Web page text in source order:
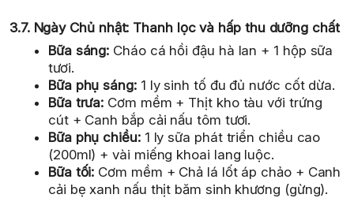
3.7. Ngày Chủ nhật: Thanh lọc và hấp thu dưỡng chất
Bữa sáng: Cháo cá hồi đậu hà lan + 1 hộp sữa
tươi.
Bữa phụ sáng:1 ly sinh tố đu đủ nước cốt dừa.
Bữa trưa: Cơm mềm + Thịt kho tàu với trứng
cút + Canh bắp cải nấu tôm tươi.
Bữa phụ chiều:1 ly sữa phát triển chiều cao
(200ml) + vài miếng khoai lang luộc.
Bữa tối: Cơm mềm + Chả lá lốt áp chảo + Canh
cải bẹ xanh nấu thịt băm sinh khương (gừng).